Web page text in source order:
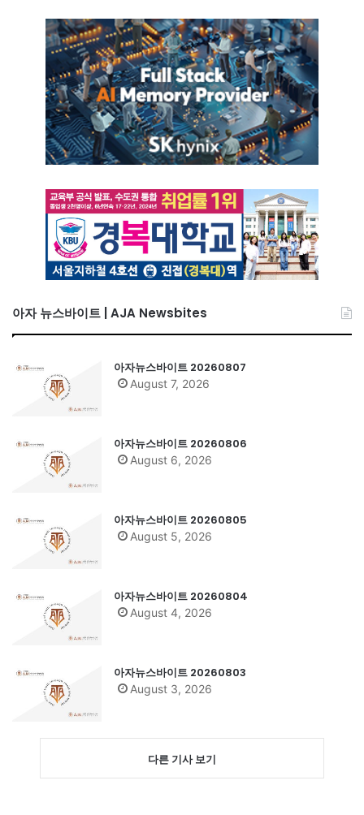
아자 뉴스바이트 | AJA Newsbites
아자뉴스바이트 20260807
August 7, 2026
아자뉴스바이트 20260806
August 6, 2026
아자뉴스바이트 20260805
August 5, 2026
아자뉴스바이트 20260804
August 4, 2026
아자뉴스바이트 20260803
August 3, 2026
다른 기사 보기